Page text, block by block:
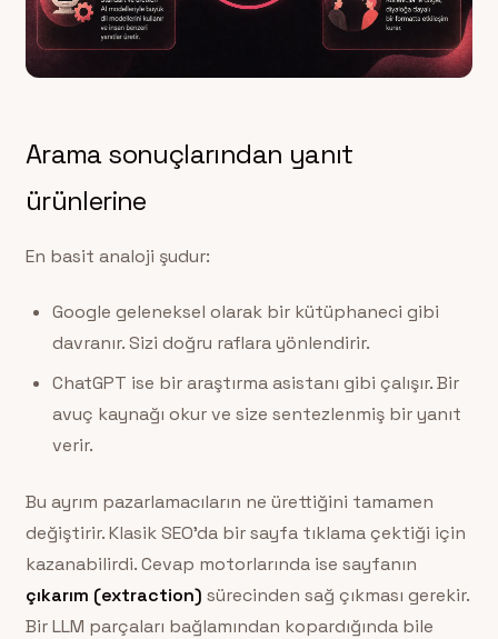
Arama sonuçlarından yanıt
ürünlerine
En basit analoji şudur:
Google geleneksel olarak bir kütüphaneci gibi
davranır. Sizi doğru raflara yönlendirir.
ChatGPT ise bir araştırma asistanı gibi çalışır. Bir
avuç kaynağı okur ve size sentezlenmiş bir yanıt
verir.
Bu ayrım pazarlamacıların ne ürettiğini tamamen
değiştirir. Klasik SEO’da bir sayfa tıklama çektiği için
kazanabilirdi. Cevap motorlarında ise sayfanın
çıkarım (extraction) sürecinden sağ çıkması gerekir.
Bir LLM parçaları bağlamından kopardığında bile